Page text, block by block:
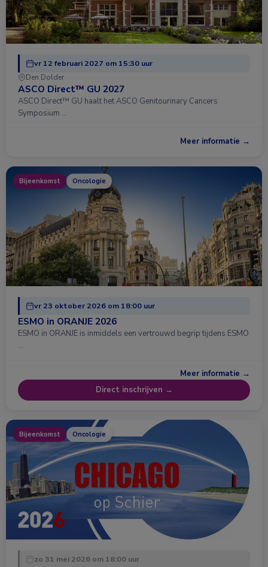
vr 12 februari 2027 om 15:30 uur
Den Dolder
ASCO Direct™ GU 2027
ASCO Direct™ GU haalt het ASCO Genitourinary Cancers
Symposium …
Meer informatie →
Bijeenkomst Oncologie
vr 23 oktober 2026 om 18:00 uur
ESMO in ORANJE 2026
ESMO in ORANJE is inmiddels een vertrouwd begrip tijdens ESMO
…
Meer informatie →
Direct inschrijven →
Bijeenkomst Oncologie
zo 31 mei 2026 om 18:00 uur